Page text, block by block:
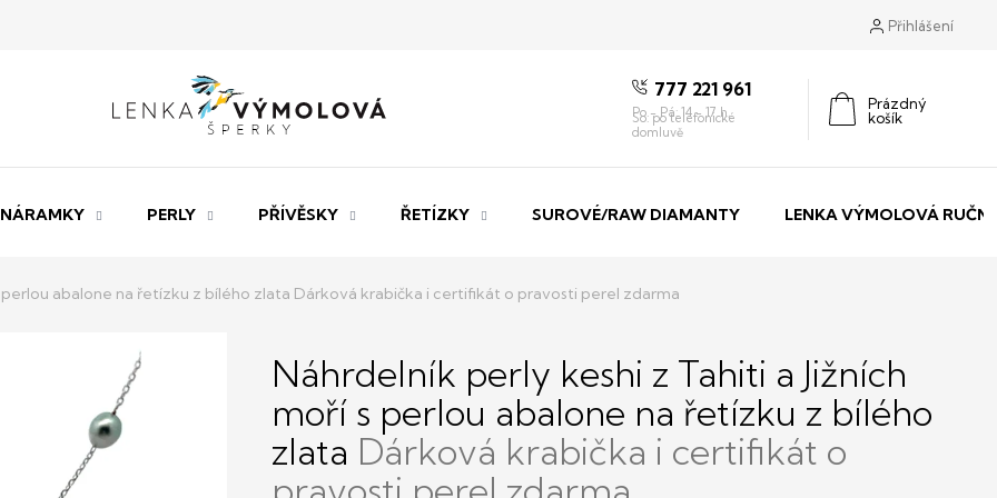
Přihlášení
777 221 961
Nákupní
košík
Prázdný
košík
NÁRAMKY PERLY PŘÍVĚSKY ŘETÍZKY SUROVÉ/RAW DIAMANTY LENKA VÝMOLOVÁ
abalone na řetízku z bílého zlata Dárková krabička i certifikát o pravosti perel zdarma
Náhrdelník perly keshi z Tahiti a Jižních
moří s perlou abalone na řetízku z bílého
zlata Dárková krabička i certifikát o